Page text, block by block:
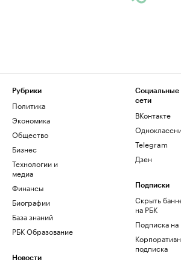
Рубрики
Политика
Экономика
Общество
Бизнес
Технологии и
медиа
Финансы
Биографии
База знаний
РБК Образование
Новости
Социальные
сети
ВКонтакте
Telegram
Дзен
Подписки
Скрыть
на РБК
Подписка на
подписка